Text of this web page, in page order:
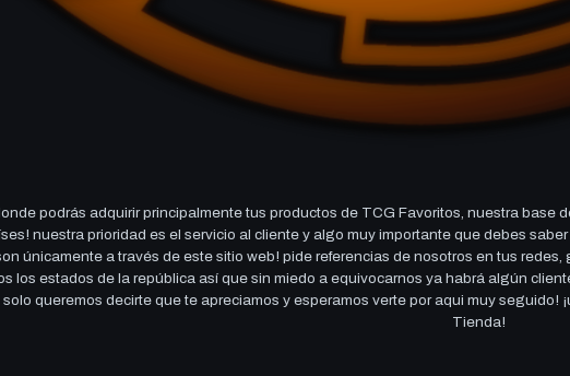
podrás adquirir principalmente tus productos de TCG Favoritos, nuestra
nuestra prioridad es el servicio al cliente y algo muy importante que debes
únicamente a través de este sitio web! pide referencias de nosotros en tus
los estados de la república así que sin miedo a equivocarnos ya habrá algún
queremos decirte que te apreciamos y esperamos verte por aqui muy
Tienda!